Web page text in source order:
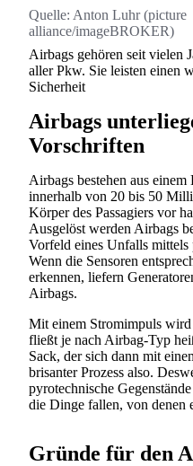
Quelle: Anton Luhr (picture
alliance/imageBROKER)
Airbags gehören seit vielen
aller Pkw. Sie leisten einen
Sicherheit
Airbags
Vorschriften
Airbags bestehen aus
innerhalb von 20 bis 50
Körper des Passagiers vor
Ausgelöst werden Airbags
Vorfeld eines Unfalls mittels
Wenn die Sensoren
erkennen, liefern
Airbags.
Mit einem Stromimpuls
fließt je nach Airbag-Typ
Sack, der sich dann mit
brisanter Prozess also.
pyrotechnische
die Dinge fallen, von denen
Gründe für den